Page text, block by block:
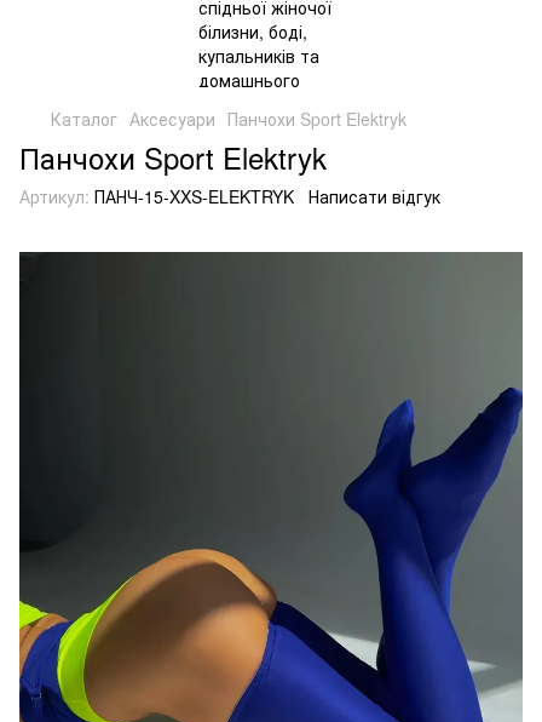
Каталог Аксесуари Панчохи Sport Elektryk
Панчохи Sport Elektryk
Артикул: ПАНЧ-15-XXS-ELEKTRYK Написати відгук